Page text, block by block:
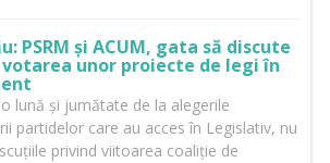
PSRM și ACUM, gata să discute
votarea unor proiecte de legi în
lună și jumătate de la alegerile
partidelor care au acces în Legislativ, nu
privind viitoarea coaliție de